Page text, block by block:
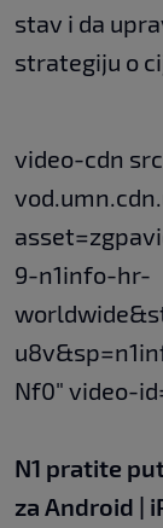
stav i da
strategiju o
video-cdn
9-n1info-hr-
Nf0" video-
N1 pratite
za Android |